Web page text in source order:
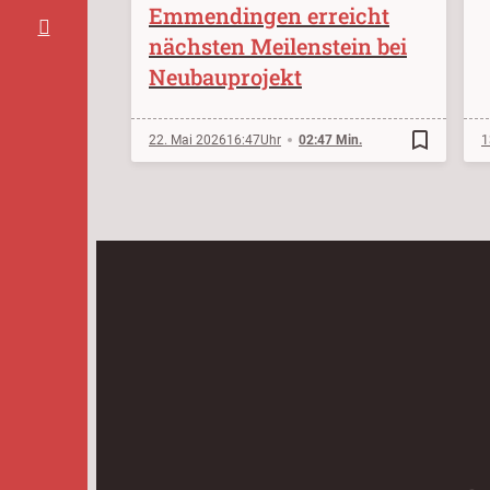
Emmendingen erreicht
nächsten Meilenstein bei
Neubauprojekt
22. Mai 202616:47 02:47 Min. bookmark_border